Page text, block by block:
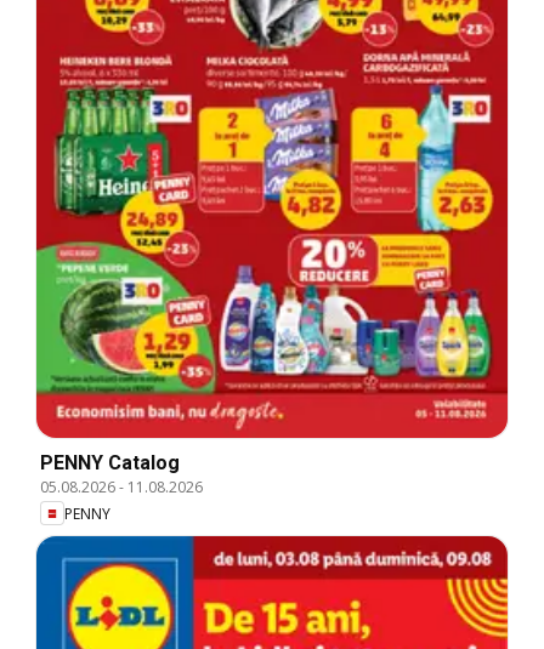
PENNY Catalog
05.08.2026- 11.08.2026
PENNY